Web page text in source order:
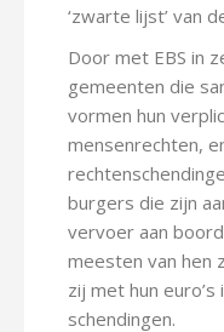
‘zwarte lijst’ van
Door met EBS in
gemeenten die
vormen hun
mensenrechten,
burgers die zijn
vervoer aan
meesten van hen
zij met hun
schendingen.